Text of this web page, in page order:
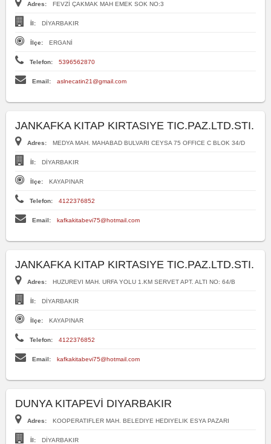
Adres: FEVZİ ÇAKMAK MAH EMEK SOK NO:3
İl: DİYARBAKIR
İlçe: ERGANİ
Telefon: 5396562870
Email: aslnecatin21@gmail.com
JANKAFKA KITAP KIRTASIYE TIC.PAZ.LTD.STI.
Adres: MEDYA MAH. MAHABAD BULVARI CEYSA 75 OFFICE C BLOK 34/D
İl: DİYARBAKIR
İlçe: KAYAPINAR
Telefon: 4122376852
Email: kafkakitabevi75@hotmail.com
JANKAFKA KITAP KIRTASIYE TIC.PAZ.LTD.STI.
Adres: HUZUREVI MAH. URFA YOLU 1.KM SERVET APT. ALTI NO: 64/B
İl: DİYARBAKIR
İlçe: KAYAPINAR
Telefon: 4122376852
Email: kafkakitabevi75@hotmail.com
DUNYA KITAPEVİ DIYARBAKIR
Adres: KOOPERATIFLER MAH. BELEDIYE HEDIYELIK ESYA PAZARI
İl: DİYARBAKIR